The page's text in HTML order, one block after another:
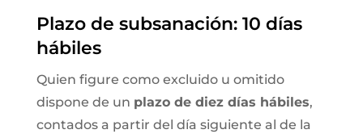
Plazo de subsanación: 10 días
hábiles
Quien figure como excluido u omitido
dispone de un plazo de diez días hábiles,
contados a partir del día siguiente al de la